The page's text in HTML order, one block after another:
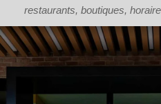
restaurants, boutiques,